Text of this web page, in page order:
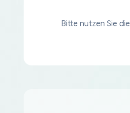
Bitte nutzen Sie die